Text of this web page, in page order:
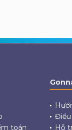
toán
Điều
Hỗ